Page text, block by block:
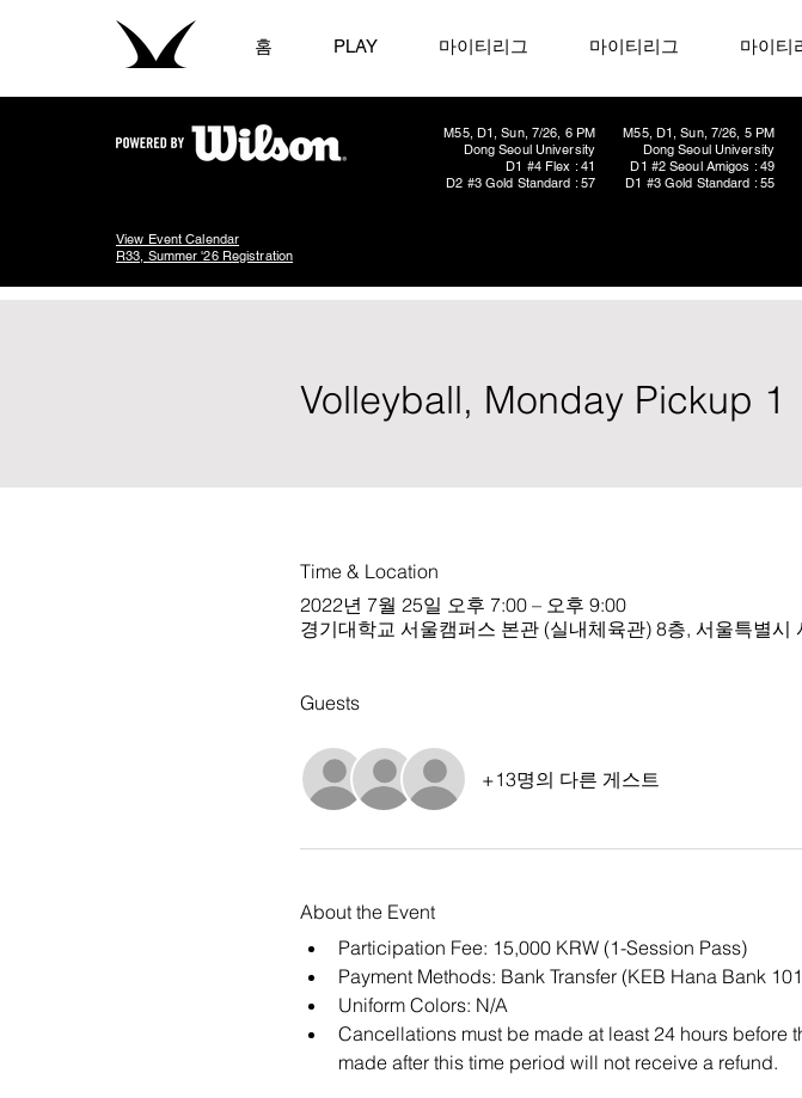
홈 PLAY 마이티리그 마이티리그 마이티
M55, D1, Sun, 7/26, 6 PM
Dong Seoul University
D1 #4 Flex : 41
D2 #3 Gold Standard : 57
M55, D1, Sun, 7/26, 5 PM
Dong Seoul University
D1 #2 Seoul Amigos : 49
D1 #3 Gold Standard : 55
View Event Calendar
R33, Summer '26 Registration
Volleyball, Monday Pickup 1
Time & Location
2022년 7월 25일 오후 7:00 – 오후 9:00
경기대학교 서울캠퍼스 본관 (실내체육관) 8층, 서울특별시
Guests
+13명의 다른 게스트
About the Event
Participation Fee: 15,000 KRW (1-Session Pass)
Payment Methods: Bank Transfer (KEB Hana Bank
Uniform Colors: N/A
Cancellations must be made at least 24 hours before
made after this time period will not receive a refund.